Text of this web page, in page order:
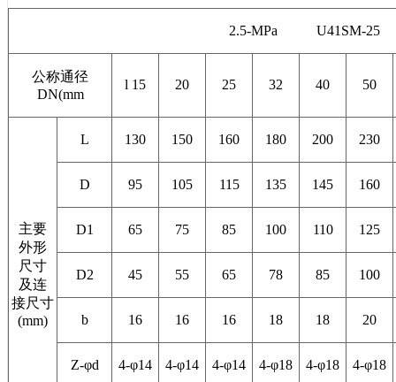
2.5-MPa U41SM-
公称通径
DN(mm
l 15 20 25 32 40 50
主要
外形
尺寸
及连
接尺寸
(mm)
L 130 150 160 180 200 230
D 95 105 115 135 145 160
D1 65 75 85 100 110 125
D2 45 55 65 78 85 100
b 16 16 16 18 18 20
Z-φd 4-φ14 4-φ14 4-φ14 4-φ18 4-φ18 4-φ18